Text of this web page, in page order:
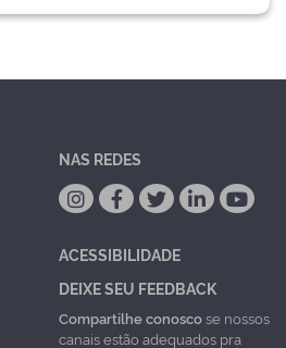
NAS REDES
ACESSIBILIDADE
DEIXE SEU FEEDBACK
Compartilhe conoscose nossos
canais estão adequados pra